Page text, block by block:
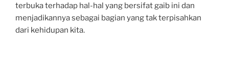
terbuka terhadap hal-hal yang bersifat gaib ini dan
menjadikannya sebagai bagian yang tak terpisahkan
dari kehidupan kita.